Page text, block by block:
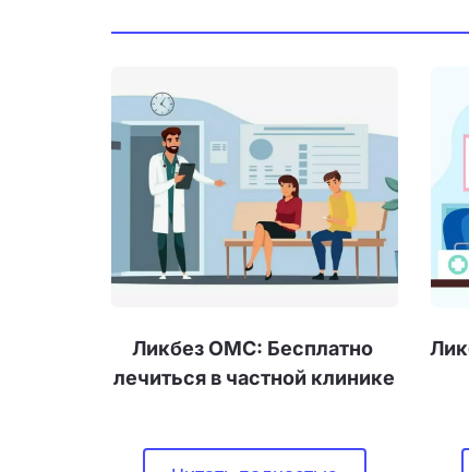
Ликбез ОМС: Бесплатно
лечиться в частной клинике